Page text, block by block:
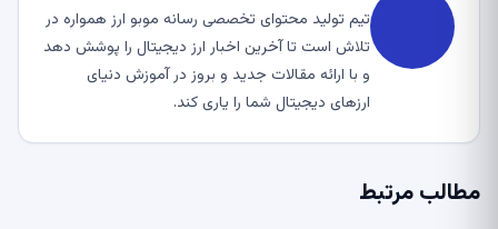
تیم تولید محتوای تخصصی رسانه موبو ارز همواره در
تلاش است تا آخرین اخبار ارز دیجیتال را پوشش دهد
و با ارائه مقالات جدید و بروز در آموزش دنیای
ارزهای دیجیتال شما را یاری کند.
مطالب مرتبط